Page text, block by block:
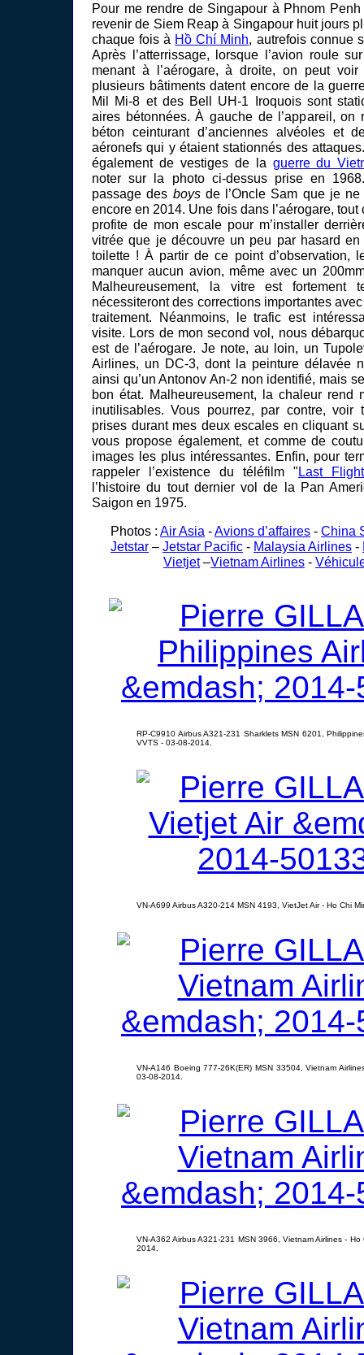
Pour me rendre de Singapour à Phnom
revenir de Siem Reap à Singapour huit jours
chaque fois à Hồ Chí Minh, autrefois connue
Après l’atterrissage, lorsque l’avion roule
menant à l’aérogare, à droite, on peut
plusieurs bâtiments datent encore de la
Mil Mi-8 et des Bell UH-1 Iroquois sont
aires bétonnées. À gauche de l’appareil, on
béton ceinturant d’anciennes alvéoles et
aéronefs qui y étaient stationnés des
également de vestiges de la guerre du
noter sur la photo ci-dessus prise en
passage des boysde l’Oncle Sam que je ne
encore en 2014. Une fois dans l’aérogare,
profite de mon escale pour m’installer
vitrée que je découvre un peu par hasard
toilette ! À partir de ce point d’observation,
manquer aucun avion, même avec un
Malheureusement, la vitre est fortement
nécessiteront des corrections importantes
traitement. Néanmoins, le trafic est
visite. Lors de mon second vol, nous
est de l’aérogare. Je note, au loin, un
Airlines, un DC-3, dont la peinture délavée
ainsi qu’un Antonov An-2 non identifié, mais
bon état. Malheureusement, la chaleur rend
inutilisables. Vous pourrez, par contre, voir
prises durant mes deux escales en cliquant
vous propose également, et comme de
images les plus intéressantes. Enfin, pour
rappeler l’existence du téléfilm " Last
l’histoire du tout dernier vol de la Pan
Saigon en 1975.
Photos : Air Asia -Avions d’affaires - China
Jetstar – Jetstar Pacific - Malaysia Airlines -
Vietjet–Vietnam Airlines -
RP-C9910 Airbus A321-231 Sharklets MSN 6201,
VVTS - 03-08-2014.
VN-A699 Airbus A320-214 MSN 4193, VietJet Air - Ho Chi
VN-A146 Boeing 777-26K(ER) MSN 33504, Vietnam
03-08-2014.
VN-A362 Airbus A321-231 MSN 3966, Vietnam Airlines - Ho
2014.